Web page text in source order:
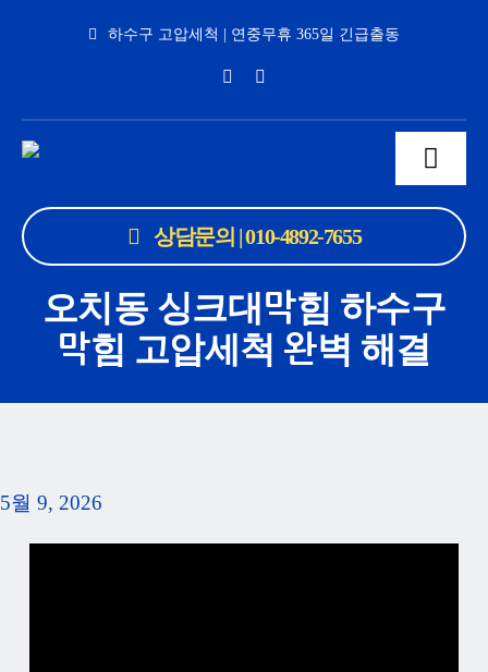
하수구 고압세척 | 연중무휴 365일 긴급출동
하수구수리 하
하수도막힘 싱
공사실적
상담문의 | 010-4892-7655
오치동 싱크대막힘 하수구
막힘 고압세척 완벽 해결
5월 9, 2026